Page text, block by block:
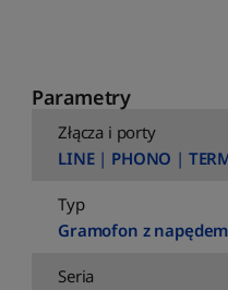
Parametry
Złącza i porty
LINE| PHONO |
Typ
Gramofon z
Seria